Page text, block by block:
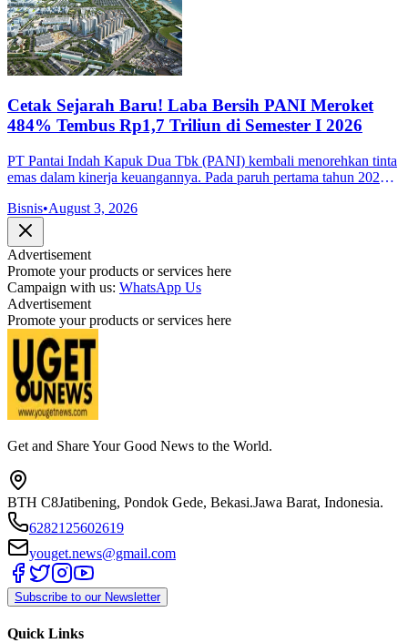
Cetak Sejarah Baru! Laba Bersih PANI Meroket
484% Tembus Rp1,7 Triliun di Semester I 2026
PT Pantai Indah Kapuk Dua Tbk (PANI) kembali menorehkan tinta
emas dalam kinerja keuangannya. Pada paruh pertama tahun 2026,
sejarah peru
Bisnis•August 3, 2026
Advertisement
Promote your products or services here
Campaign with us: WhatsApp Us
Advertisement
Promote your products or services here
Get and Share Your Good News to the World.
BTH C8Jatibening, Pondok Gede, Bekasi.Jawa Barat, Indonesia.
6282125602619
youget.news@gmail.com
Subscribe to our Newsletter
Quick Links